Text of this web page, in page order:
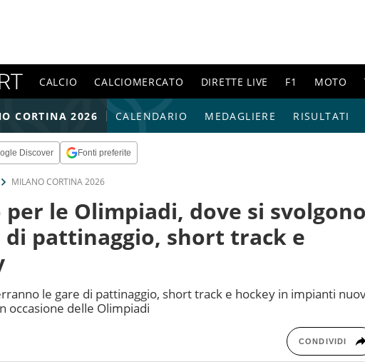
CALCIO CALCIOMERCATO DIRETTE LIVE F1 MOTO
CORTINA 2026 CALENDARIO MEDAGLIERE RISULTATI
Discover Fonti preferite
MILANO CORTINA 2026
le Olimpiadi, dove si svolgono
di pattinaggio, short track e
le gare di pattinaggio, short track e hockey in impianti
occasione delle Olimpiadi
CONDIVIDI